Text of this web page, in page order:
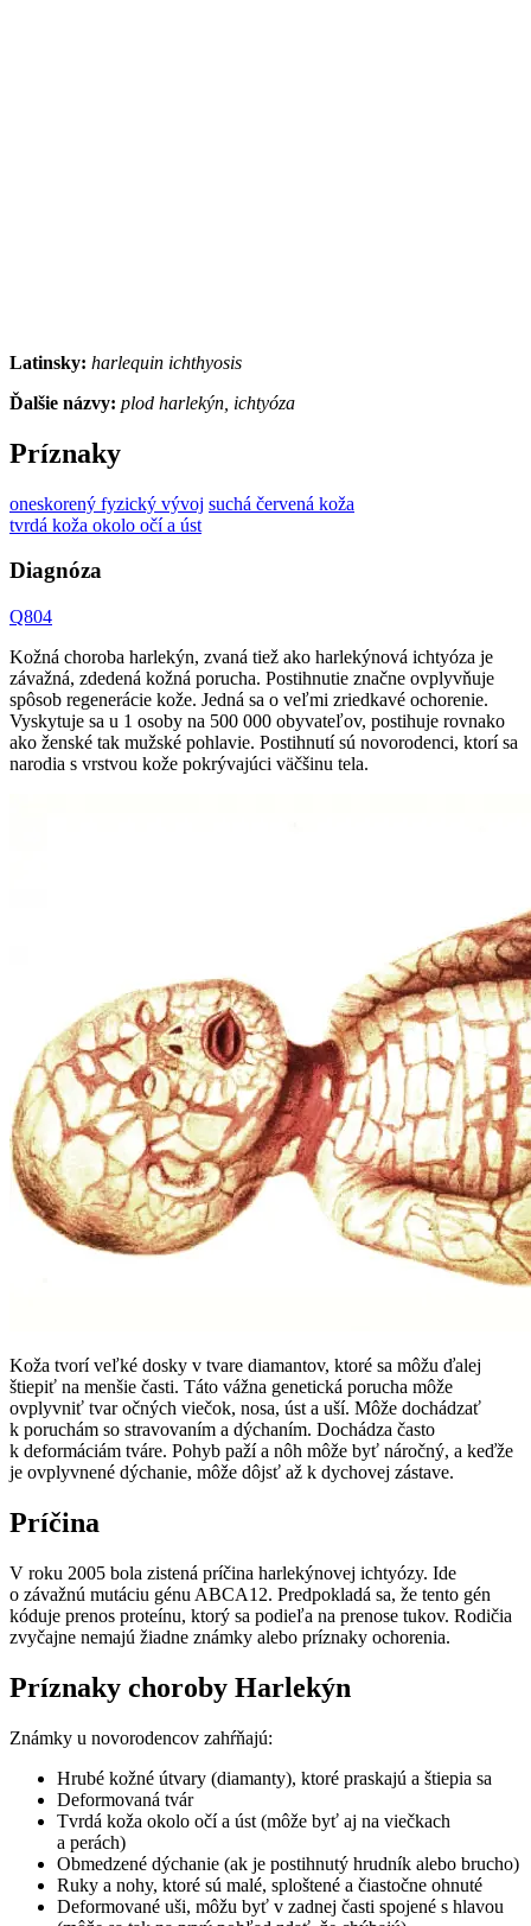
Latinsky: harlequin ichthyosis
Ďalšie názvy: plod harlekýn, ichtyóza
Príznaky
oneskorený fyzický vývoj suchá červená koža
tvrdá koža okolo očí a úst
Diagnóza
Q804
Kožná choroba harlekýn, zvaná tiež ako harlekýnová ichtyóza je
závažná, zdedená kožná porucha. Postihnutie značne ovplyvňuje
spôsob regenerácie kože. Jedná sa o veľmi zriedkavé ochorenie.
Vyskytuje sa u 1 osoby na 500 000 obyvateľov, postihuje rovnako
ako ženské tak mužské pohlavie. Postihnutí sú novorodenci, ktorí sa
narodia s vrstvou kože pokrývajúci väčšinu tela.
Koža tvorí veľké dosky v tvare diamantov, ktoré sa môžu ďalej
štiepiť na menšie časti. Táto vážna genetická porucha môže
ovplyvniť tvar očných viečok, nosa, úst a uší. Môže dochádzať
k poruchám so stravovaním a dýchaním. Dochádza často
k deformáciám tváre. Pohyb paží a nôh môže byť náročný, a keďže
je ovplyvnené dýchanie, môže dôjsť až k dychovej zástave.
Príčina
V roku 2005 bola zistená príčina harlekýnovej ichtyózy. Ide
o závažnú mutáciu génu ABCA12. Predpokladá sa, že tento gén
kóduje prenos proteínu, ktorý sa podieľa na prenose tukov. Rodičia
zvyčajne nemajú žiadne známky alebo príznaky ochorenia.
Príznaky choroby Harlekýn
Známky u novorodencov zahŕňajú:
Hrubé kožné útvary (diamanty), ktoré praskajú a štiepia sa
Deformovaná tvár
Tvrdá koža okolo očí a úst (môže byť aj na viečkach
a perách)
Obmedzené dýchanie (ak je postihnutý hrudník alebo brucho)
Ruky a nohy, ktoré sú malé, sploštené a čiastočne ohnuté
Deformované uši, môžu byť v zadnej časti spojené s hlavou